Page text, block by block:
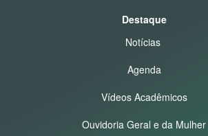
Destaque
Notícias
Agenda
Vídeos Acadêmicos
Ouvidoria Geral e da Mulher